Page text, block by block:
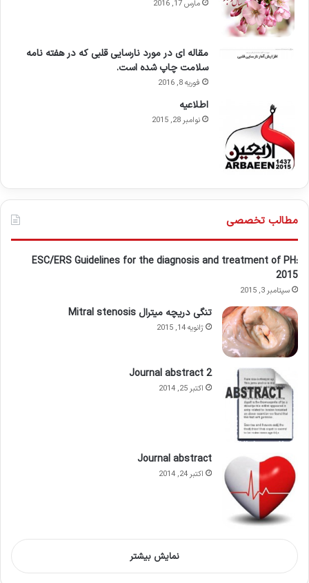
مارس 17, 2016
مقاله ای در مورد نارسایی قلبی که در هفته نامه
سلامت چاپ شده است.
فوریه 8, 2016
اطلاعيه
نوامبر 28, 2015
مطالب تخصصی
ESC/ERS Guidelines for the diagnosis and treatment of PH:
2015
سپتامبر 3, 2015
تنگی دریچه میترال Mitral stenosis
ژانویه 14, 2015
Journal abstract 2
اکتبر 25, 2014
Journal abstract
اکتبر 24, 2014
نمایش بیشتر